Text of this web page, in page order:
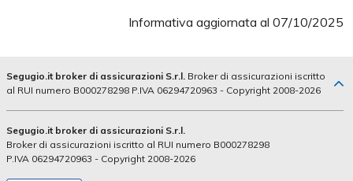
Informativa aggiornata al 07/10/2025
Segugio.it broker di assicurazioni S.r.l. Broker di assicurazioni iscritto
al RUI numero B000278298 P.IVA 06294720963 - Copyright 2008-2026
Segugio.it broker di assicurazioni S.r.l.
Broker di assicurazioni iscritto al RUI numero B000278298
P.IVA 06294720963 - Copyright 2008-2026